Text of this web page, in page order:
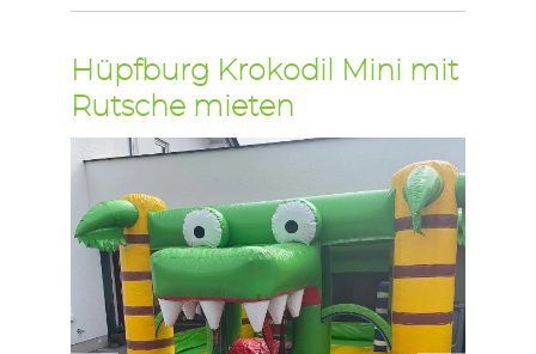
Hüpfburg Krokodil Mini mit
Rutsche mieten